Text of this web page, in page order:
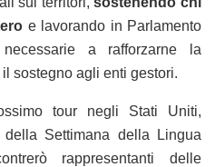
e lavorando in Parlamento
a rafforzarne la
sostegno agli enti gestori.
tour negli Stati Uniti,
Settimana della Lingua
rappresentanti delle